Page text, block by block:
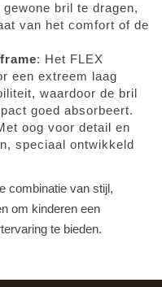
bril te dragen,
van het comfort of de
: Het FLEX
een extreem laag
waardoor de bril
goed absorbeert.
oog voor detail en
speciaal ontwikkeld
combinatie van stijl,
om kinderen een
te bieden.